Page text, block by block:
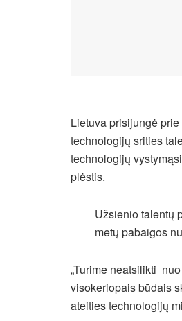
Lietuva prisijungė
technologijų srities
technologijų
plėstis.
Užsienio talentų
metų pabaigos
„Turime neatsilikti
visokeriopais būdais
ateities technologijų